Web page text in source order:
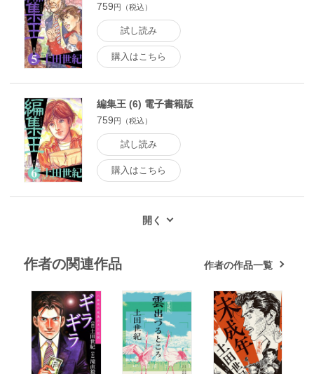
759 円（税込）
試し読み
購入はこちら
編集王 (6) 電子書籍版
759円（税込）
試し読み
購入はこちら
作者の関連作品 作者の作品一覧